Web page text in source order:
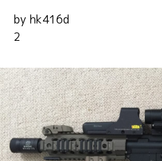
by hk416d
2